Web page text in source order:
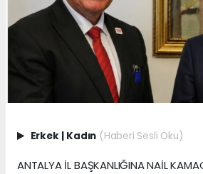
Erkek Kadın (Haberi Sesli Oku)
ANTALYA İL BAŞKANLIĞINA NAİL